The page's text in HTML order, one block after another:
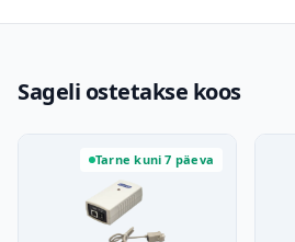
Sageli ostetakse koos
Tarne kuni 7 päeva